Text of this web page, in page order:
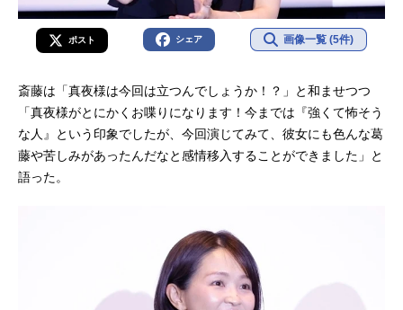
ポスト シェア 画像一覧 (5件)
斎藤は「真夜様は今回は立つんでしょうか！？」と和ませつつ
「真夜様がとにかくお喋りになります！今までは『強くて怖そう
な人』という印象でしたが、今回演じてみて、彼女にも色んな葛
藤や苦しみがあったんだなと感情移入することができました」と
語った。